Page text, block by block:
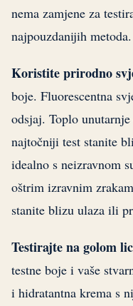
nema zamjene za
najpouzdanijih metoda.
Koristite prirodno
boje. Fluorescentna
odsjaj. Toplo
najtočniji test stanite
idealno s neizravnom
oštrim izravnim
stanite blizu ulaza ili
Testirajte na golom
testne boje i vaše
i hidratantna krema s